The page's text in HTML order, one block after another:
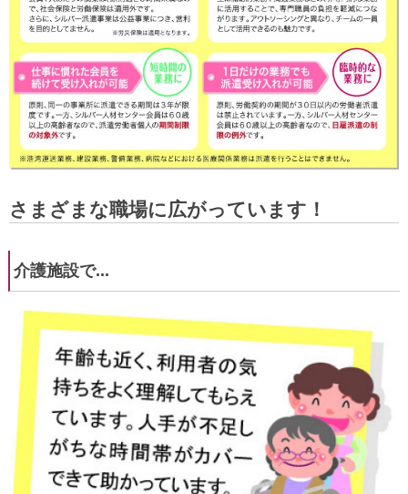
さまざまな職場に広がっています！
介護施設で...